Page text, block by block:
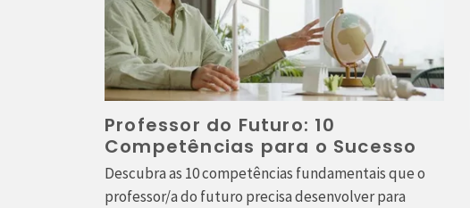
Professor do Futuro: 10
Competências para o Sucesso
Descubra as 10 competências fundamentais que o
professor/a do futuro precisa desenvolver para